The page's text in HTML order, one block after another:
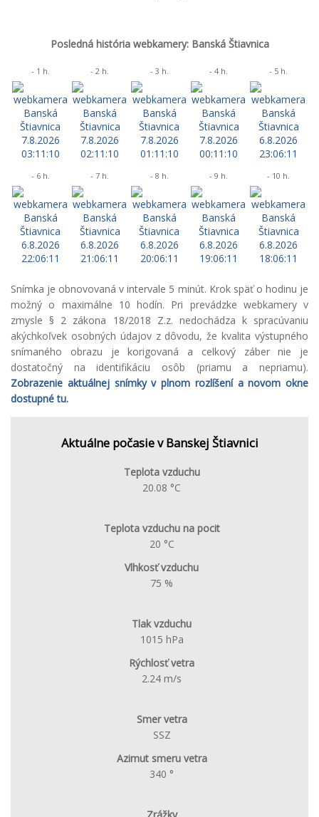
Posledná história webkamery: Banská Štiavnica
- 1 h. - 2 h. - 3 h. - 4 h. - 5 h.
- 6 h. - 7 h. - 8 h. - 9 h. - 10 h.
Snímka je obnovovaná v intervale 5 minút. Krok späť o hodinu je
možný o maximálne 10 hodín. Pri prevádzke webkamery v
zmysle § 2 zákona 18/2018 Z.z. nedochádza k spracúvaniu
akýchkoľvek osobných údajov z dôvodu, že kvalita výstupného
snímaného obrazu je korigovaná a celkový záber nie je
dostatočný na identifikáciu osôb (priamu a nepriamu).
Zobrazenie aktuálnej snímky v plnom rozlíšení a novom okne
dostupné tu.
Aktuálne počasie v Banskej Štiavnici
Teplota vzduchu
20.08 °C
Teplota vzduchu na pocit
20 °C
Vlhkosť vzduchu
75 %
Tlak vzduchu
1015 hPa
Rýchlosť vetra
2.24 m/s
Smer vetra
SSZ
Azimut smeru vetra
340 °